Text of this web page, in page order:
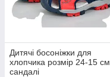
Дитячі босоніжки для
хлопчика розмір 24-15 см
сандалі